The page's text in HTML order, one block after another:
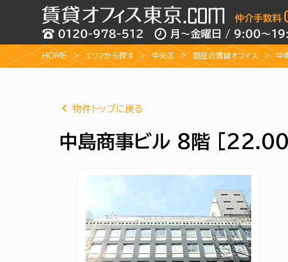
HOME エリアから探す 中央区 銀座の賃貸オフィス 中
物件トップに戻る
中島商事ビル 8階 [22.00